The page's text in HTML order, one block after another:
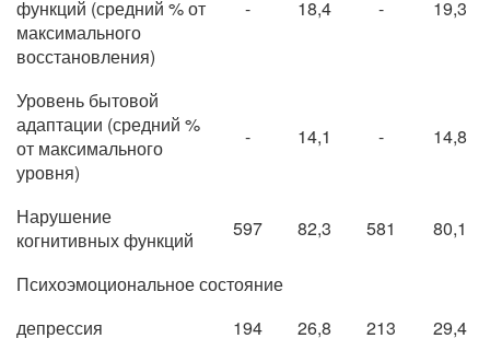
функций (средний % от
максимального
восстановления)
- 18,4 - 19,3
Уровень бытовой
адаптации (средний %
от максимального
уровня)
- 14,1 - 14,8
Нарушение
когнитивных функций
597 82,3 581 80,1
Психоэмоциональное состояние
депрессия
194 26,8 213
29,4